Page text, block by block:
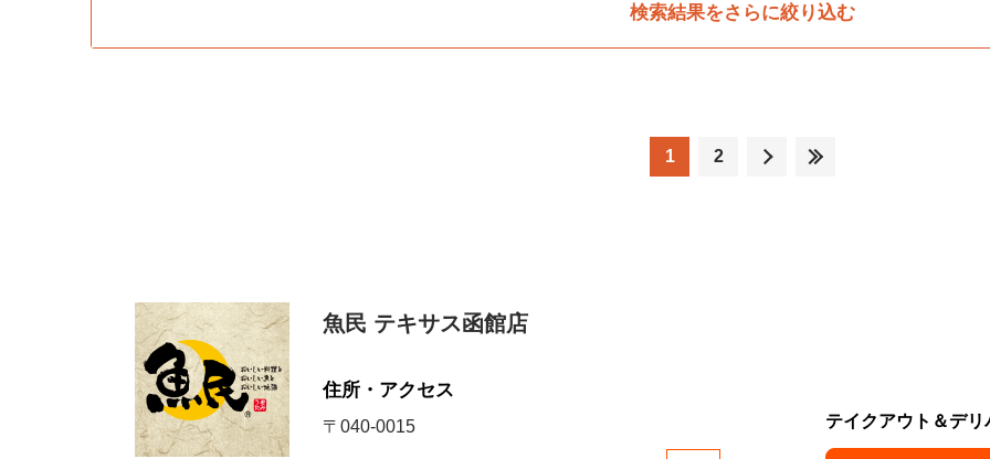
検索結果をさらに絞り込む
1 2
魚民 テキサス函館店
住所・アクセス
〒040-0015 テイクアウト＆デリ